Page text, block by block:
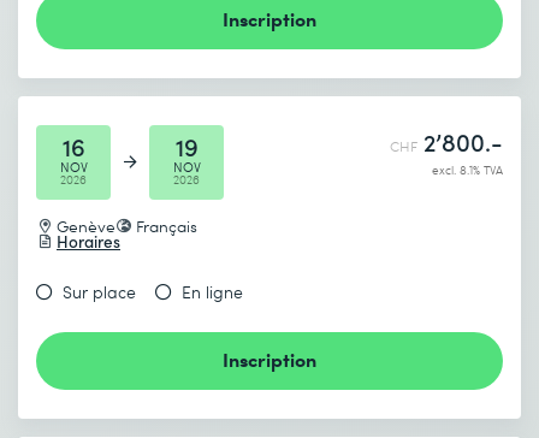
Inscription
16
NOV
2026
19
NOV
2026
Genève Français
Horaires
CHF 2’800.-
excl. 8.1% TVA
Sur place En ligne
Inscription